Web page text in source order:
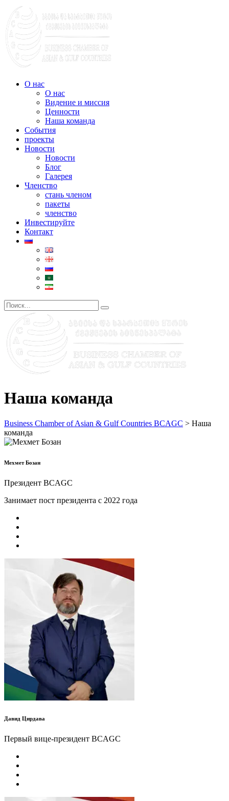
О нас
О нас
Видение и миссия
Ценности
Наша команда
События
проекты
Новости
Новости
Блог
Галерея
Членство
стань членом
пакеты
членство
Инвестируйте
Контакт
Наша команда
Business Chamber of Asian & Gulf Countries BCAGC > Наша
команда
Мехмет Бозан
Президент BCAGC
Занимает пост президента с 2022 года
Давид Цирдава
Первый вице-президент BCAGC